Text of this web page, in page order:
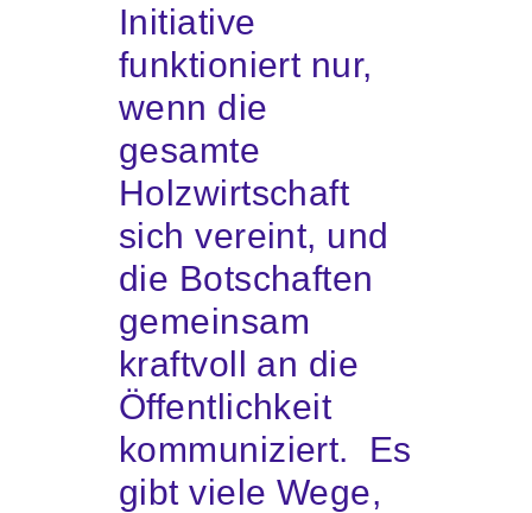
Initiative
funktioniert nur,
wenn die
gesamte
Holzwirtschaft
sich vereint, und
die Botschaften
gemeinsam
kraftvoll an die
Öffentlichkeit
kommuniziert. Es
gibt viele Wege,